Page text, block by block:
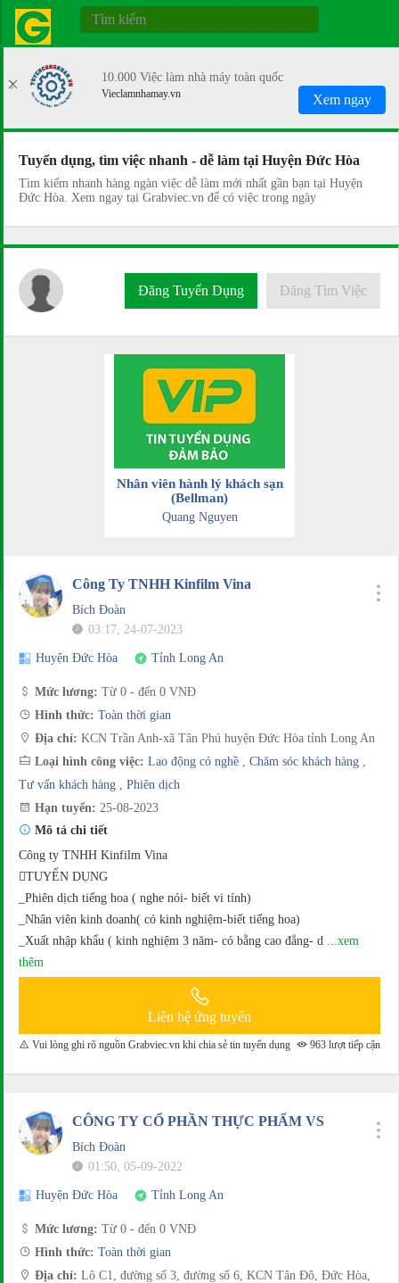
10.000 Việc làm nhà máy toàn quốc
Vieclamnhamay.vn Xem ngay
Tuyển dụng, tìm việc nhanh - dễ làm tại Huyện Đức Hòa
Tìm kiếm nhanh hàng ngàn việc dễ làm mới nhất gần bạn tại Huyện
Đức Hòa. Xem ngay tại Grabviec.vn để có việc trong ngày
Đăng Tuyển Dụng Đăng Tìm Việc
Nhân viên hành lý khách sạn
(Bellman)
Quang Nguyen
Công Ty TNHH Kinfilm Vina
Bích Đoàn
03:17, 24-07-2023
Huyện Đức Hòa Tỉnh Long An
Mức lương: Từ 0 - đến 0 VNĐ
Hình thức: Toàn thời gian
Địa chỉ: KCN Trần Anh-xã Tân Phú huyện Đức Hòa tỉnh Long An
Loại hình công việc: Lao động có nghề Chăm sóc khách hàng
Tư vấn khách hàng
Phiên dịch
Hạn tuyển: 25-08-2023
Mô tả chi tiết
Công ty TNHH Kinfilm Vina
TUYỂN DỤNG
_Phiên dịch tiếng hoa ( nghe nói- biết vi tính)
_Nhân viên kinh doanh( có kinh nghiệm-biết tiếng hoa)
_Xuất nhập khẩu ( kinh nghiệm 3 năm- có bằng cao đẳng- d
...xem
thêm
Liên hệ ứng tuyển
Vui lòng ghi rõ nguồn Grabviec.vn khi chia sẻ tin tuyển dụng 963 lượt tiếp cận
CÔNG TY CỔ PHẦN THỰC PHẨM VS
Bích Đoàn
01:50, 05-09-2022
Huyện Đức Hòa Tỉnh Long An
Mức lương: Từ 0 - đến 0 VNĐ
Hình thức: Toàn thời gian
Địa chỉ: Lô C1, đường số 3, đường số 6, KCN Tân Đô, Đức Hòa,